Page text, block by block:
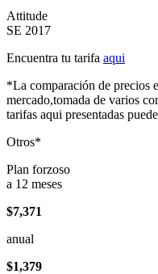
Attitude
SE 2017
Encuentra tu tarifa aqui
*La comparación de precios
mercado,tomada de varios
tarifas aqui presentadas
Otros*
Plan forzoso
a 12 meses
$7,371
anual
$1,379